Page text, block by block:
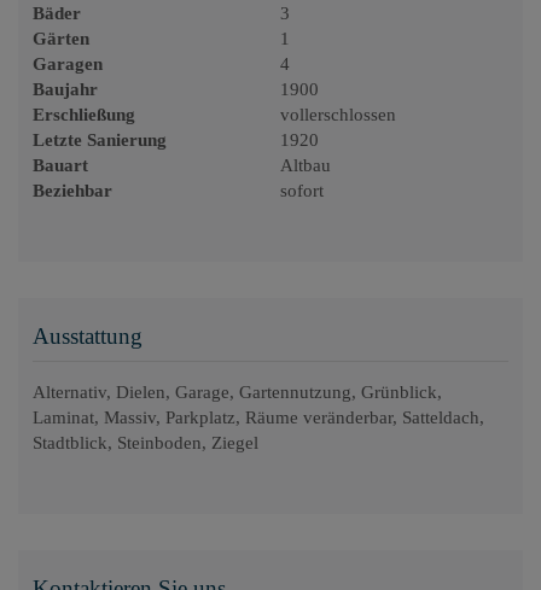
Bäder
3
Gärten
1
Garagen
4
Baujahr
1900
Erschließung
vollerschlossen
Letzte Sanierung
1920
Bauart
Altbau
Beziehbar
sofort
Ausstattung
Alternativ Dielen Garage Gartennutzung Grünblick
Laminat Massiv Parkplatz Räume veränderbar Satteldach
Stadtblick
Steinboden Ziegel